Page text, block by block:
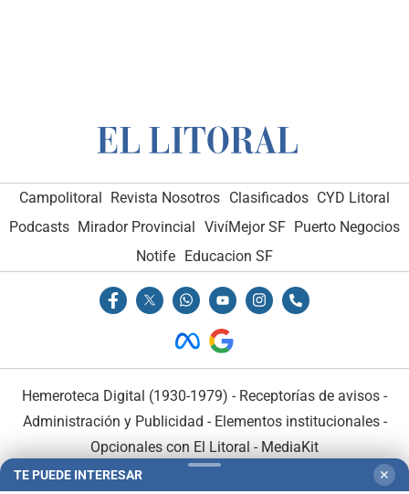
Campolitoral Revista Nosotros Clasificados CYD Litoral
Podcasts Mirador Provincial VivíMejor SF Puerto Negocios
Notife Educacion SF
Hemeroteca Digital (1930-1979) - Receptorías de avisos -
Administración y Publicidad - Elementos institucionales-
Opcionales con El Litoral - MediaKit
TE PUEDE INTERESAR ✕